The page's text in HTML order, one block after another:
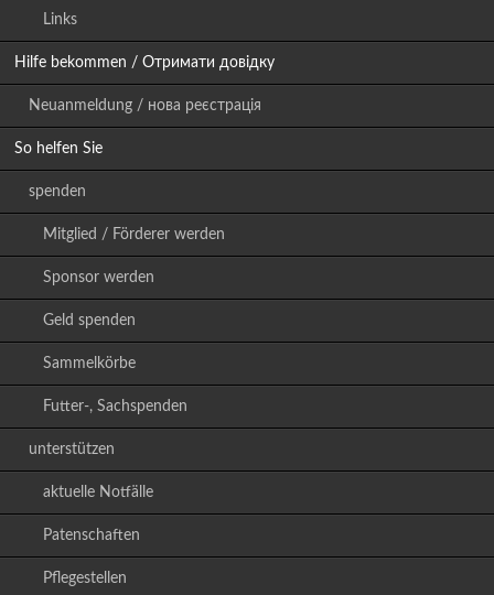
Links
Hilfe bekommen / Отримати довідку
Neuanmeldung / нова реєстрація
So helfen Sie
spenden
Mitglied / Förderer werden
Sponsor werden
Geld spenden
Sammelkörbe
Futter-, Sachspenden
unterstützen
aktuelle Notfälle
Patenschaften
Pflegestellen